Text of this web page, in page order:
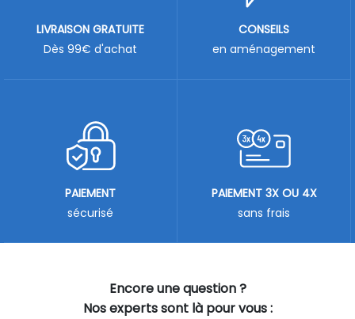
Encore une question ?
Nos experts sont là pour vous :
LIVRAISON GRATUITE
Dès 99€ d'achat
CONSEILS
en aménagement
PAIEMENT
sécurisé
PAIEMENT 3X OU 4X
sans frais